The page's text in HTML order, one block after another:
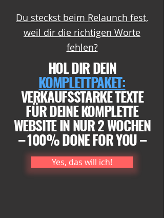
Du steckst beim Relaunch fest,
weil dir die richtigen Worte
fehlen?
HOL DIR DEIN
KOMPLETTPAKET:
VERKAUFSSTARKE TEXTE
FÜR DEINE KOMPLETTE
WEBSITE IN NUR 2 WOCHEN
– 100% DONE FOR YOU –
Yes, das will ich!